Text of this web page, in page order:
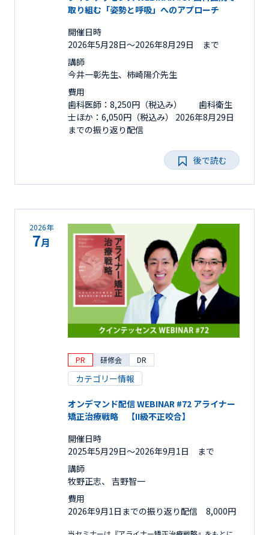
取り組む「姿勢と呼吸」へのアプローチ
開催日時
2026年5月28日〜2026年8月29日 まで
講師
今井一彰先生、柿崎陽介先生
費用
歯科医師：8,250円（税込み） 歯科衛生
士ほか：6,050円（税込み） 2026年8月29日
までの振り返り配信
後で読む
2026年
7月
PR 研修会 DR
カテゴリー情報
オンデマンド配信 WEBINAR #72 アライナー
矯正治療戦略 【II級不正咬合】
開催日時
2025年5月29日〜2026年9月1日 まで
講師
牧野正志、 吉野智一
費用
2026年9月1日までの振り返り配信 8,000円